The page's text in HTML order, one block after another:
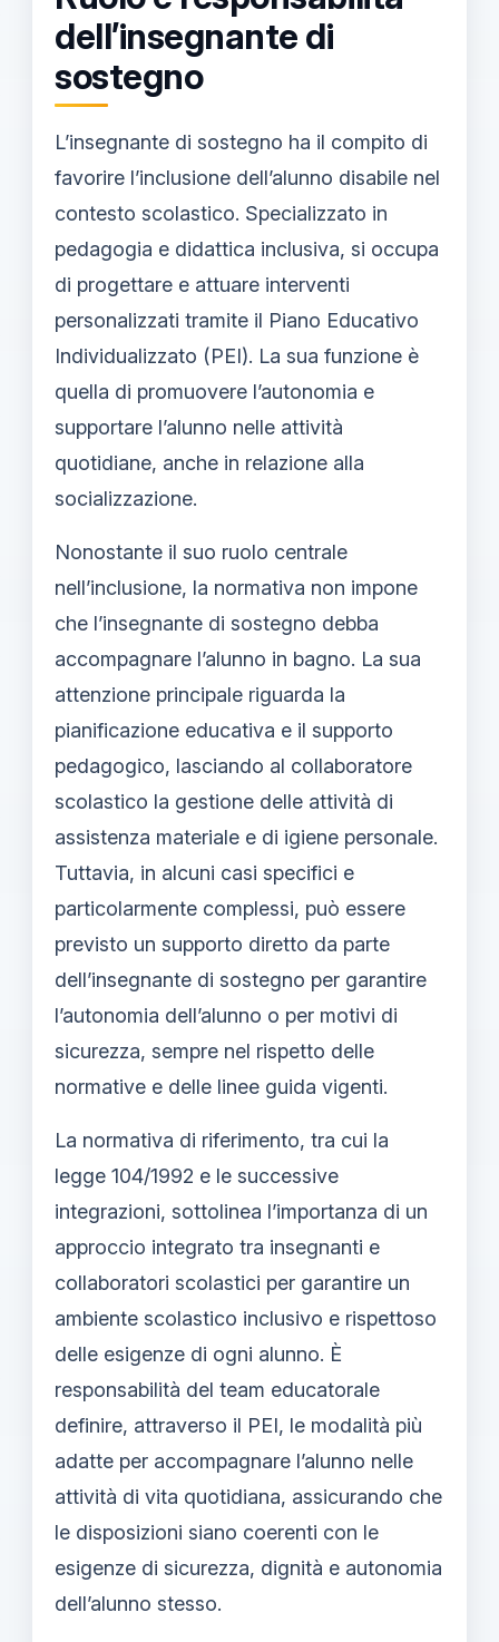
dell’insegnante di
sostegno
L’insegnante di sostegno ha il compito di
favorire l’inclusione dell’alunno disabile nel
contesto scolastico. Specializzato in
pedagogia e didattica inclusiva, si occupa
di progettare e attuare interventi
personalizzati tramite il Piano Educativo
Individualizzato (PEI). La sua funzione è
quella di promuovere l’autonomia e
supportare l’alunno nelle attività
quotidiane, anche in relazione alla
socializzazione.
Nonostante il suo ruolo centrale
nell’inclusione, la normativa non impone
che l’insegnante di sostegno debba
accompagnare l’alunno in bagno. La sua
attenzione principale riguarda la
pianificazione educativa e il supporto
pedagogico, lasciando al collaboratore
scolastico la gestione delle attività di
assistenza materiale e di igiene personale.
Tuttavia, in alcuni casi specifici e
particolarmente complessi, può essere
previsto un supporto diretto da parte
dell’insegnante di sostegno per garantire
l’autonomia dell’alunno o per motivi di
sicurezza, sempre nel rispetto delle
normative e delle linee guida vigenti.
La normativa di riferimento, tra cui la
legge 104/1992 e le successive
integrazioni, sottolinea l’importanza di un
approccio integrato tra insegnanti e
collaboratori scolastici per garantire un
ambiente scolastico inclusivo e rispettoso
delle esigenze di ogni alunno. È
responsabilità del team educatorale
definire, attraverso il PEI, le modalità più
adatte per accompagnare l’alunno nelle
attività di vita quotidiana, assicurando che
le disposizioni siano coerenti con le
esigenze di sicurezza, dignità e autonomia
dell’alunno stesso.